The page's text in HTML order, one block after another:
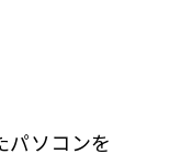
パソコンを